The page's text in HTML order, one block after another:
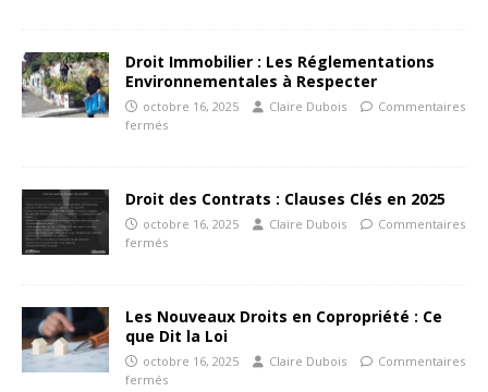
Droit Immobilier : Les Réglementations
Environnementales à Respecter
octobre 16, 2025 Claire Dubois
Commentaires
fermés
Droit des Contrats : Clauses Clés en 2025
octobre 16, 2025 Claire Dubois
Commentaires
fermés
Les Nouveaux Droits en Copropriété : Ce
que Dit la Loi
octobre 16, 2025 Claire Dubois
Commentaires
fermés